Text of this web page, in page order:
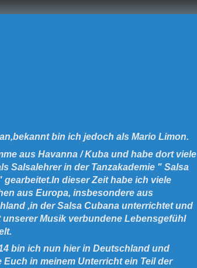
bin ich jedoch als Mario Limon.
aus Havanna / Kuba und habe dort viele
Salsalehrer in der Tanzakademie " Salsa
gearbeitet.In dieser Zeit habe ich viele
aus Europa, insbesondere aus
,in der Salsa Cubana unterrichtet und
unserer Musik verbundene Lebensgefühl
bin ich nun hier in Deutschland und
Euch in meinem Unterricht ein Teil der